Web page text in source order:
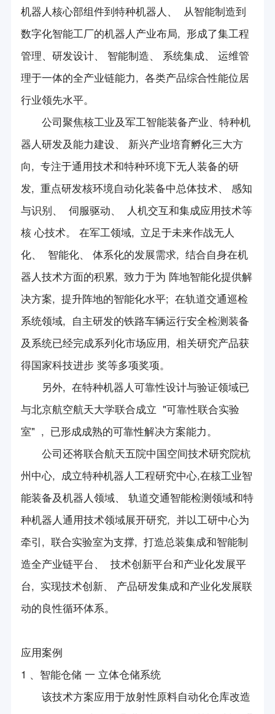
科技志愿服务队
服务队介绍
服务队活动
机器人核心部组件到特种机器人、 从智能制造到
数字化智能工厂的机器人产业布局, 形成了集工程
管理、研发设计、 智能制造、 系统集成、 运维管
理于一体的全产业链能力, 各类产品综合性能位居
行业领先水平。
公司聚焦核工业及军工智能装备产业、特种机
器人研发及能力建设、 新兴产业培育孵化三大方
向, 专注于通用技术和特种环境下无人装备的研
发, 重点研发核环境自动化装备中总体技术、 感知
与识别、 伺服驱动、 人机交互和集成应用技术等
核 心技术。 在军工领域, 立足于未来作战无人
化、 智能化、 体系化的发展需求, 结合自身在机
器人技术方面的积累, 致力于为 阵地智能化提供解
决方案, 提升阵地的智能化水平; 在轨道交通巡检
系统领域, 自主研发的铁路车辆运行安全检测装备
及系统已经完成系列化市场应用, 相关研究产品获
得国家科技进步 奖等多项奖项。
另外, 在特种机器人可靠性设计与验证领域已
与北京航空航天大学联合成立 "可靠性联合实验
室" , 已形成成熟的可靠性解决方案能力。
公司还将联合航天五院中国空间技术研究院杭
州中心, 成立特种机器人工程研究中心,在核工业智
能装备及机器人领域、 轨道交通智能检测领域和特
种机器人通用技术领域展开研究, 并以工研中心为
牵引, 联合实验室为支撑, 打造总装集成和智能制
造全产业链平台、 技术创新平台和产业化发展平
台, 实现技术创新、 产品研发集成和产业化发展联
动的良性循环体系。
应用案例
1 、智能仓储 一 立体仓储系统
该技术方案应用于放射性原料自动化仓库改造